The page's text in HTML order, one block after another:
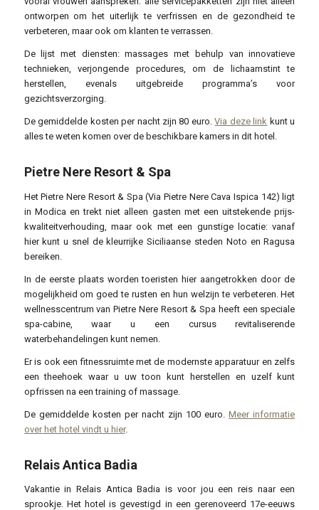
ontworpen om het uiterlijk te verfrissen en de gezondheid te
verbeteren, maar ook om klanten te verrassen.
De lijst met diensten: massages met behulp van innovatieve
technieken, verjongende procedures, om de lichaamstint te
herstellen, evenals uitgebreide programma’s voor
gezichtsverzorging.
De gemiddelde kosten per nacht zijn 80 euro.Via deze link kunt u
alles te weten komen over de beschikbare kamers in dit hotel.
Pietre Nere Resort & Spa
Het Pietre Nere Resort & Spa (Via Pietre Nere Cava Ispica 142) ligt
in Modica en trekt niet alleen gasten met een uitstekende prijs-
kwaliteitverhouding, maar ook met een gunstige locatie: vanaf
hier kunt u snel de kleurrijke Siciliaanse steden Noto en Ragusa
bereiken.
In de eerste plaats worden toeristen hier aangetrokken door de
mogelijkheid om goed te rusten en hun welzijn te verbeteren. Het
wellnesscentrum van Pietre Nere Resort & Spa heeft een speciale
spa-cabine, waar u een cursus revitaliserende
waterbehandelingen kunt nemen.
Er is ook een fitnessruimte met de modernste apparatuur en zelfs
een theehoek waar u uw toon kunt herstellen en uzelf kunt
opfrissen na een training of massage.
De gemiddelde kosten per nacht zijn 100 euro.Meer informatie
over het hotel vindt u hier.
Relais Antica Badia
Vakantie in Relais Antica Badia is voor jou een reis naar een
sprookje. Het hotel is gevestigd in een gerenoveerd 17e-eeuws